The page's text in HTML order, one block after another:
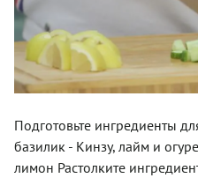
Подготовьте ингредиенты
базилик - Кинзу, лайм и
лимон Растолките